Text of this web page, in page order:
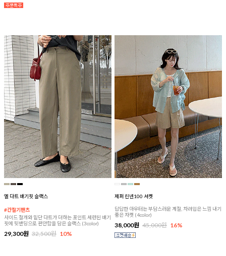
엘 다트 배기핏 슬랙스
#간절기팬츠
사이드 절개와 밑단 다트가 더하는 포인트 세련된 배기
핏에 뒷밴딩으로 편안함을 담은 슬랙스 (3color)
29,300원 32,500원 10%
제퍼 린넨100 셔켓
답답한 아우터는 부담스러운 계절, 차려입은 느낌 내기
좋은 자켓 (4color)
38,000원 45,000원 16%